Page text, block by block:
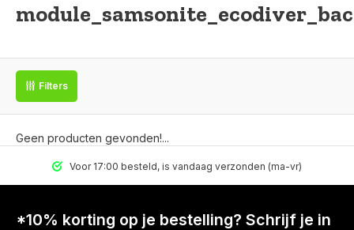
Filters
Geen producten gevonden!...
Voor 17:00 besteld, is vandaag verzonden (ma-vr)
*10% korting op je bestelling? Schrijf je in